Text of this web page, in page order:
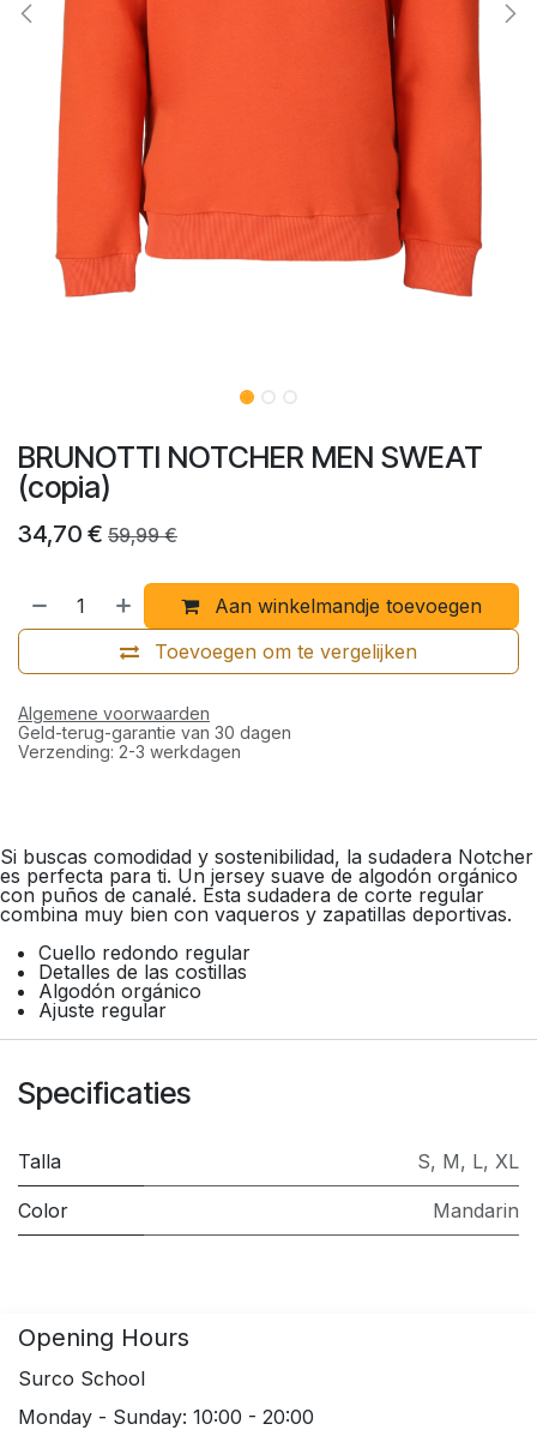
BRUNOTTI NOTCHER MEN SWEAT
(copia)
34,70 € 59,99€
Aan winkelmandje toevoegen
Toevoegen om te vergelijken
Algemene voorwaarden
Geld-terug-garantie van 30 dagen
Verzending: 2-3 werkdagen
Si buscas comodidad y sostenibilidad, la sudadera Notcher
es perfecta para ti. Un jersey suave de algodón orgánico
con puños de canalé. Esta sudadera de corte regular
combina muy bien con vaqueros y zapatillas deportivas.
Cuello redondo regular
Detalles de las costillas
Algodón orgánico
Ajuste regular
Specificaties
Talla S, M, L, XL
Color Mandarin
Opening Hours
Surco School
Monday - Sunday: 10:00 - 20:00